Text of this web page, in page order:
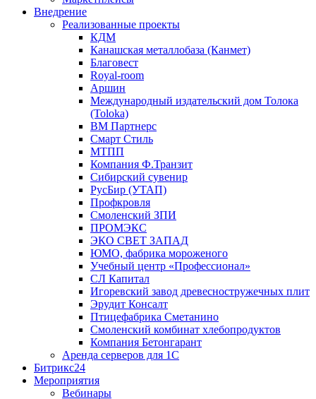
Внедрение
Реализованные проекты
КДМ
Канашская металлобаза (Канмет)
Благовест
Royal-room
Аршин
Международный издательский дом Толока
(Toloka)
ВМ Партнерс
Смарт Стиль
МТПП
Компания Ф.Транзит
Сибирский сувенир
РусБир (УТАП)
Профкровля
Смоленский ЗПИ
ПРОМЭКС
ЭКО СВЕТ ЗАПАД
ЮМО, фабрика мороженого
Учебный центр «Профессионал»
СЛ Капитал
Игоревский завод древесностружечных плит
Эрудит Консалт
Птицефабрика Сметанино
Смоленский комбинат хлебопродуктов
Компания Бетонгарант
Аренда серверов для 1С
Битрикс24
Мероприятия
Вебинары